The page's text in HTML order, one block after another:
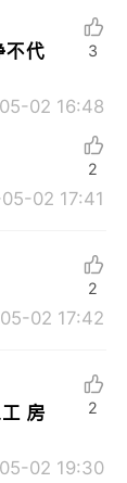
不代
02 16:48
3
02 17:41
2
02 17:42
2
房
02 19:30
2